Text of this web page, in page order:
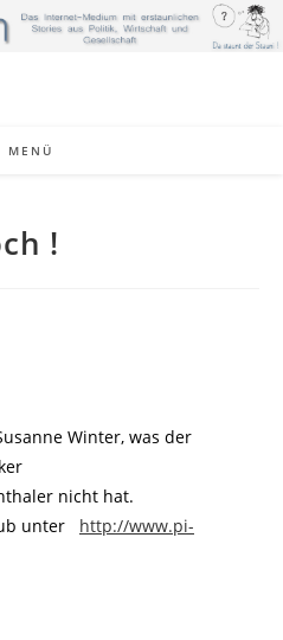
MENÜ
!
Winter, was der
nicht hat.
unter http://www.pi-